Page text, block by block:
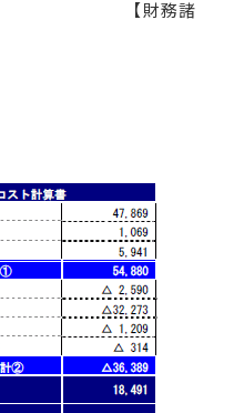
務諸